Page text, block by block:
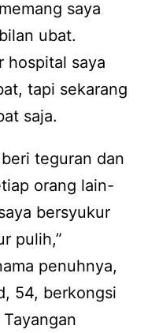
saya
ubat.
hospital saya
tapi sekarang
saja.
teguran dan
orang lain-
bersyukur
pulih,”
penuhnya,
54, berkongsi